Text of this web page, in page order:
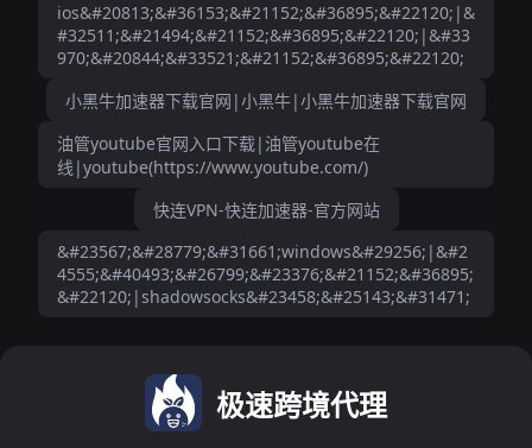
ios&#20813;&#36153;&#21152;&#36895;&#22120;|&
#32511;&#21494;&#21152;&#36895;&#22120;|&#33
970;&#20844;&#33521;&#21152;&#36895;&#22120;
小黑牛加速器下载官网|小黑牛|小黑牛加速器下载官网
油管youtube官网入口下载|油管youtube在
线|youtube(https://www.youtube.com/)
快连VPN-快连加速器-官方网站
&#23567;&#28779;&#31661;windows&#29256;|&#2
4555;&#40493;&#26799;&#23376;&#21152;&#36895;
&#22120;|shadowsocks&#23458;&#25143;&#31471;
极速跨境代理